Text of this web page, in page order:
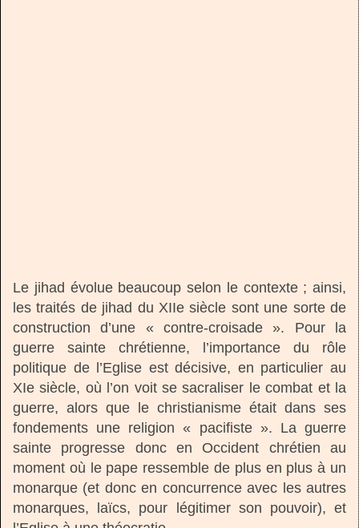
Le jihad évolue beaucoup selon le contexte ; ainsi,
les traités de jihad du XIIe siècle sont une sorte de
construction d’une « contre-croisade ». Pour la
guerre sainte chrétienne, l’importance du rôle
politique de l’Eglise est décisive, en particulier au
XIe siècle, où l’on voit se sacraliser le combat et la
guerre, alors que le christianisme était dans ses
fondements une religion « pacifiste ». La guerre
sainte progresse donc en Occident chrétien au
moment où le pape ressemble de plus en plus à un
monarque (et donc en concurrence avec les autres
monarques, laïcs, pour légitimer son pouvoir), et